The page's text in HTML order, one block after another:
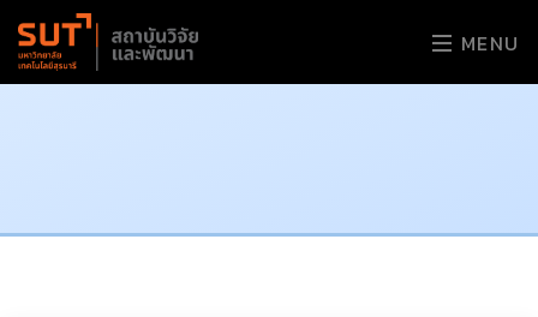
MENU